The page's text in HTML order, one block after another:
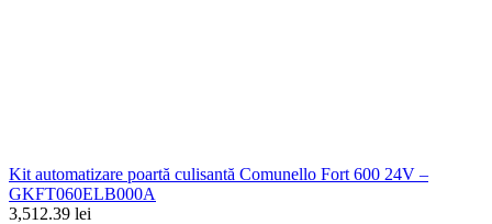
Kit automatizare poartă culisantă Comunello Fort 600 24V –
GKFT060ELB000A
3,512.39 lei